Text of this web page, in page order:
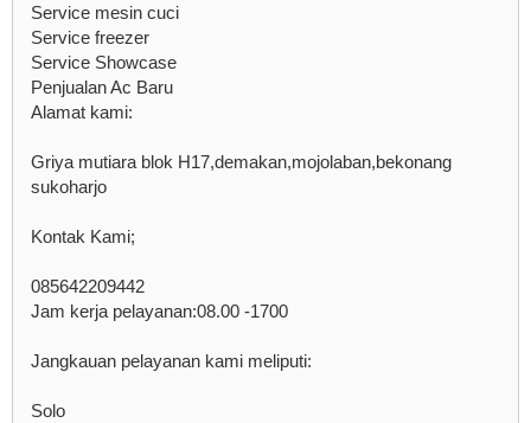
Service mesin cuci
Service freezer
Service Showcase
Penjualan Ac Baru
Alamat kami:
Griya mutiara blok H17,demakan,mojolaban,bekonang
sukoharjo
Kontak Kami;
085642209442
Jam kerja pelayanan:08.00 -1700
Jangkauan pelayanan kami meliputi:
Solo